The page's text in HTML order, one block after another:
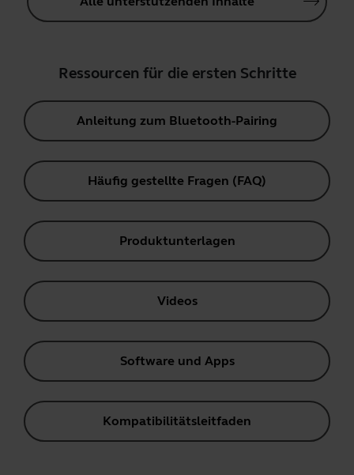
Ressourcen für die ersten Schritte
Anleitung zum Bluetooth-Pairing
Häufig gestellte Fragen (FAQ)
Produktunterlagen
Videos
Software und Apps
Kompatibilitätsleitfaden